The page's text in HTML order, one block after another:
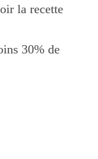
la recette
30% de